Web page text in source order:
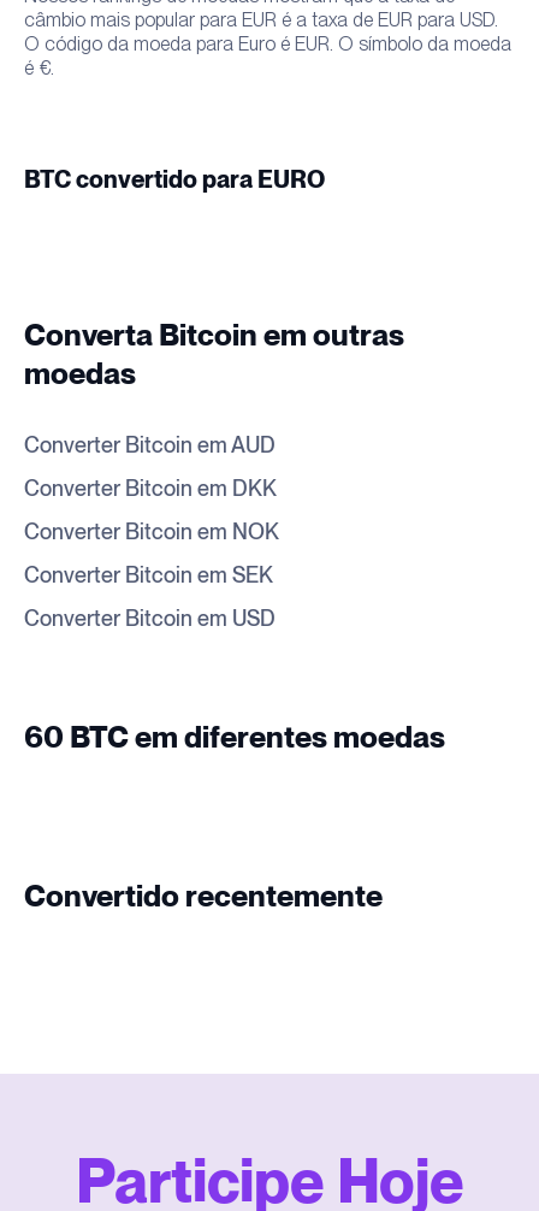
câmbio mais popular para EUR é a taxa de EUR para USD.
O código da moeda para Euro é EUR. O símbolo da moeda
é €.
BTC convertido para EURO
Converta Bitcoin em outras
moedas
Converter Bitcoin em AUD
Converter Bitcoin em DKK
Converter Bitcoin em NOK
Converter Bitcoin em SEK
Converter Bitcoin em USD
60 BTC em diferentes moedas
Convertido recentemente
Participe Hoje